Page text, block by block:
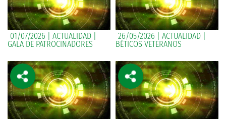
01/07/2026 | ACTUALIDAD |
GALA DE PATROCINADORES
26/05/2026 | ACTUALIDAD |
BÉTICOS VETERANOS